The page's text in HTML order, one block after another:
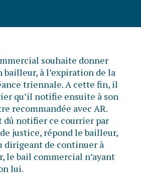
souhaite donner
bailleur, à l’expiration de la
triennale. A cette fin, il
qu’il notifie ensuite à son
recommandée avec AR.
dû notifier ce courrier par
justice, répond le bailleur,
dirigeant de continuer à
le bail commercial n’ayant
lui.